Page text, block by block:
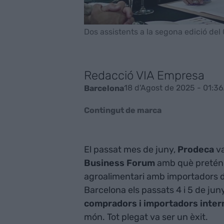
Dos assistents a la segona edició
Redacció VIA Empresa
Barcelona18 d'Agost de 2025 - 01:36
Contingut de marca
El passat mes de juny, Prodeca
Business Forum amb què
agroalimentari amb importadors
Barcelona els passats 4 i 5 de
compradors i importadors
món. Tot plegat va ser un èxit.